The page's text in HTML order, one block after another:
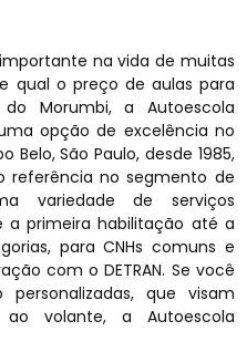
na vida de muitas
qual o preço de aulas para
Morumbi, a Autoescola
opção de excelência no
São Paulo, desde 1985,
no segmento de
variedade de serviços
a primeira habilitação até a
para CNHs comuns e
com o DETRAN. Se você
que visam
ao volante, a Autoescola